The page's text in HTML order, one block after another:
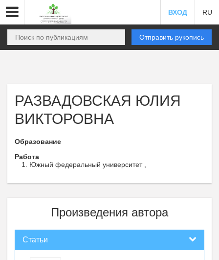
ВХОД RU
Отправить рукопись
РАЗВАДОВСКАЯ ЮЛИЯ
ВИКТОРОВНА
Образование
Работа
Южный федеральный университет ,
Произведения автора
Статьи